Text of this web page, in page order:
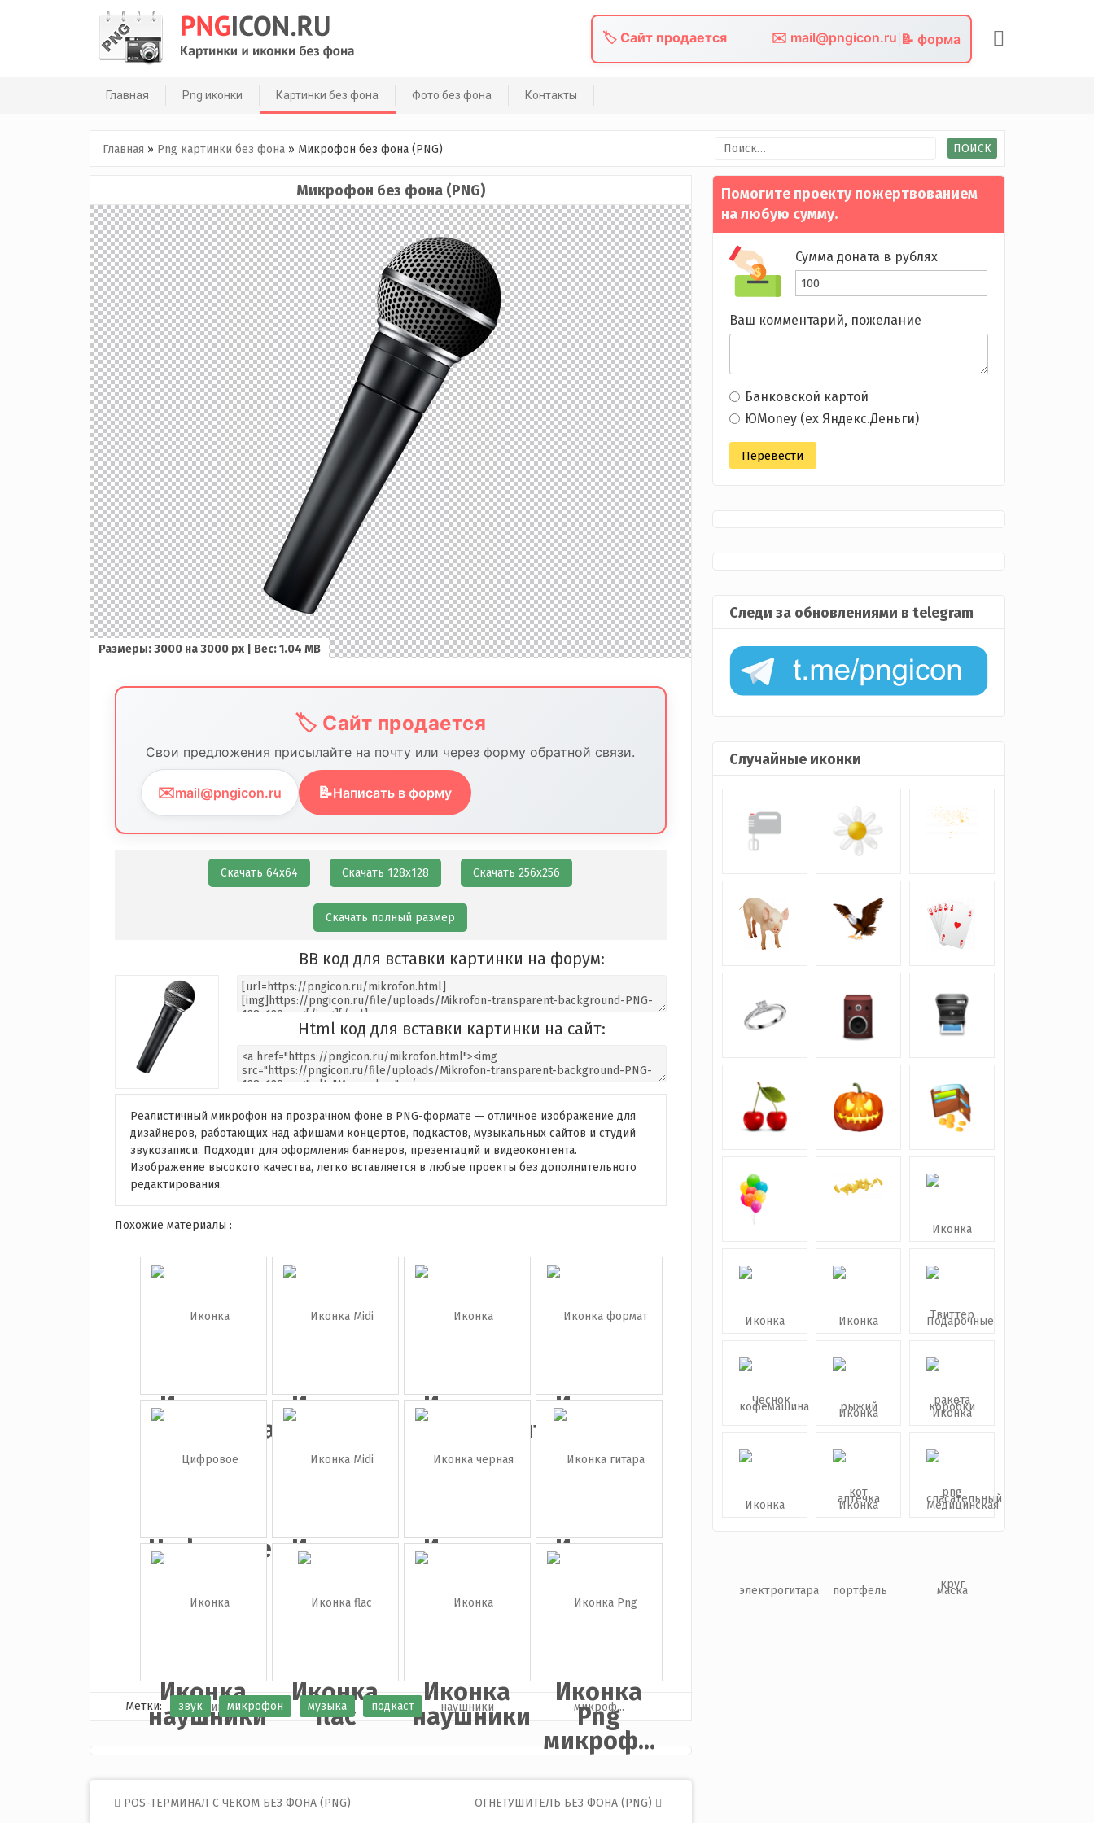
🏷️ Сайт продается ✉️ mail@pngicon.ru 📝 форма
Главная Png иконки Картинки без фона Фото без фона Контакты
Главная » Png картинки без фона» Микрофон без фона (PNG) Найти:
Микрофон без фона (PNG)
Размеры: 3000 на 3000 px | Вес: 1.04 MB
🏷️ Сайт продается
Свои предложения присылайте на почту или через форму обратной связи.
✉️mail@pngicon.ru 📝Написать в форму
Скачать 64х64 Скачать 128х128 Скачать 256х256
Скачать полный размер
BB код для вставки картинки на форум:
Html код для вставки картинки на сайт:
Реалистичный микрофон на прозрачном фоне в PNG-формате — отличное изображение для
дизайнеров, работающих над афишами концертов, подкастов, музыкальных сайтов и студий
звукозаписи. Подходит для оформления баннеров, презентаций и видеоконтента.
Изображение высокого качества, легко вставляется в любые проекты без дополнительного
редактирования.
Похожие материалы :
Иконка
коричневая...
Иконка
клави...
Иконка
электрогит...
Иконка
формат
wma
Цифровое
пианино
...
Иконка
клави...
Иконка
черная
кол...
Иконка
гитара
Иконка
наушники
Иконка
flac
Иконка
наушники
Иконка
Png
микроф...
Метки: звук микрофон музыка подкаст
Post
POS-ТЕРМИНАЛ С ЧЕКОМ БЕЗ ФОНА (PNG) ОГНЕТУШИТЕЛЬ БЕЗ ФОНА (PNG)
Помогите проекту пожертвованием
на любую сумму.
Сумма доната в рублях
Ваш комментарий, пожелание
Банковской картой
ЮMoney (ex Яндекс.Деньги)
Следи за обновлениями в telegram
Случайные иконки